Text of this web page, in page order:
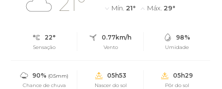
Mín. 21° Máx. 29°
22°
Sensação
0.77km/h
Vento
98%
Umidade
90% (0.5mm)
Chance de chuva
05h53
Nascer do sol
05h29
Pôr do sol